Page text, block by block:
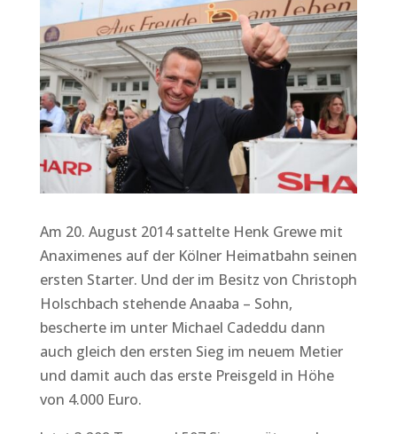
Am 20. August 2014 sattelte Henk Grewe mit
Anaximenes auf der Kölner Heimatbahn seinen
ersten Starter. Und der im Besitz von Christoph
Holschbach stehende Anaaba – Sohn,
bescherte im unter Michael Cadeddu dann
auch gleich den ersten Sieg im neuem Metier
und damit auch das erste Preisgeld in Höhe
von 4.000 Euro.